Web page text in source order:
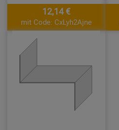
12,14 €
mit Code: CxLyh2Ajne